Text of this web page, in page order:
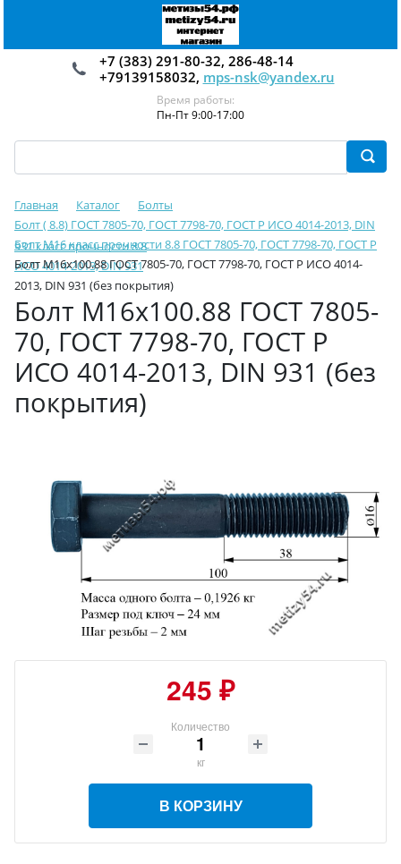
+7 (383) 291-80-32, 286-48-14
+79139158032, mps-nsk@yandex.ru
Время работы:
Пн-Пт 9:00-17:00
Главная Каталог
Болты
Болт ( 8.8) ГОСТ 7805-70, ГОСТ 7798-70, ГОСТ Р ИСО 4014-2013, DIN
931 класс прочности 8.8
Болт М16 класс прочности 8.8 ГОСТ 7805-70, ГОСТ 7798-70, ГОСТ Р
ИСО 4014-2013, DIN 931
Болт М16х100.88 ГОСТ 7805-70, ГОСТ 7798-70, ГОСТ Р ИСО 4014-
2013, DIN 931 (без покрытия)
Болт М16х100.88 ГОСТ 7805-
70, ГОСТ 7798-70, ГОСТ Р
ИСО 4014-2013, DIN 931 (без
покрытия)
245 ₽
Количество
кг
В КОРЗИНУ